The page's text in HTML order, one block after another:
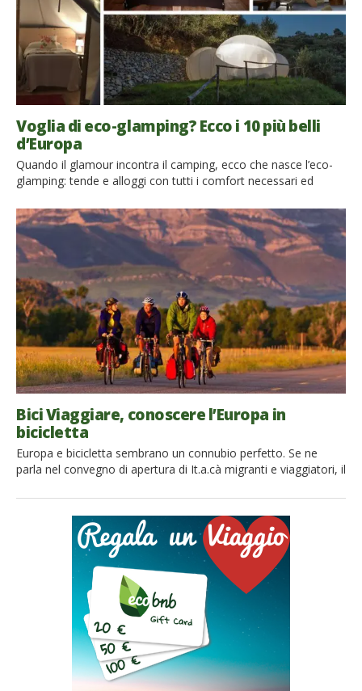
Voglia di eco-glamping? Ecco i 10 più belli
d’Europa
Quando il glamour incontra il camping, ecco che nasce l’eco-
glamping: tende e alloggi con tutti i comfort necessari ed
conquistando proprio tutta l’Europa. Vi avevamo già parlato
degli eco-glamping più belli al mondo ed anche degli eco-
glamping più affascinanti in Italia. È ora di […]
Bici Viaggiare, conoscere l’Europa in
bicicletta
Europa e bicicletta sembrano un connubio perfetto. Se ne
parla nel convegno di apertura di It.a.cà migranti e viaggiatori, il
d’Accursio (Sala Tassinari, Piazza Maggiore 6), il
prosssimo venerdì 22 maggio 2015. Con l’implementazione
della rete Eurovelo e delle ciclovie regionali, il nostro Paese sta
attraversando un forte momento […]